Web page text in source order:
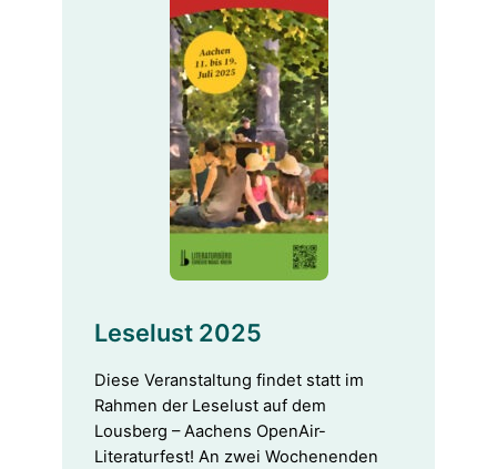
Leselust 2025
Diese Veranstaltung findet statt im
Rahmen der Leselust auf dem
Lousberg – Aachens OpenAir-
Literaturfest! An zwei Wochenenden